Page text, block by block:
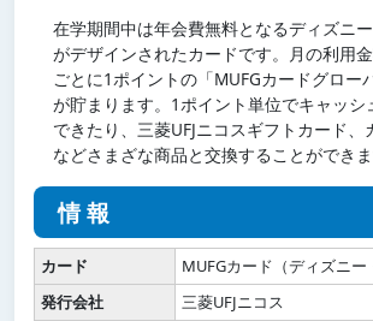
在学期間中は年会費無料となるディズニ
がデザインされたカードです。月の利用
ごとに1ポイントの「MUFGカードグロー
が貯まります。1ポイント単位でキャッシ
できたり、三菱UFJニコスギフトカード、
などさまざな商品と交換することができま
情報
カード
MUFGカード（ディズニー
発行会社
三菱UFJニコス